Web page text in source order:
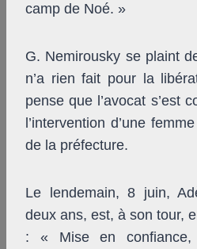
camp de Noé. »
G. Nemirousky se plaint
n’a rien fait pour la
pense que l’avocat s’est
l’intervention d’une
de la préfecture.
Le lendemain, 8 juin,
deux ans, est, à son tour,
: « Mise en